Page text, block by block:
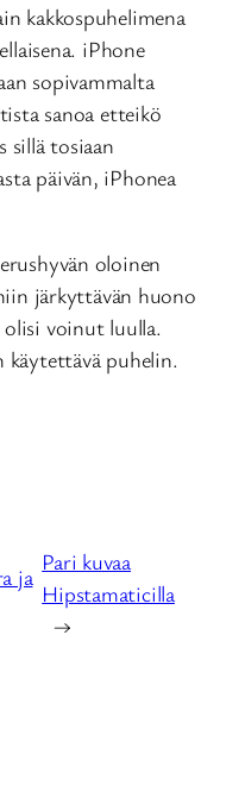
kakkospuhelimena
iPhone
sopivammalta
sanoa etteikö
sillä tosiaan
päivän, iPhonea
oloinen
järkyttävän huono
voinut luulla.
käytettävä puhelin.
ja
Pari kuvaa
Hipstamaticilla
→